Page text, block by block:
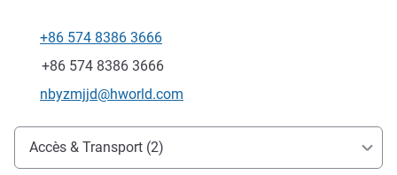
Téléphone
+86 574 8386 3666
Fax
+86 574 8386 3666
Email de contact
nbyzmjjd@hworld.com
Accès et transports
Accès & Transport (2)